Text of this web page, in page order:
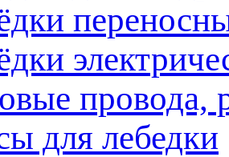
провода,
для лебедки